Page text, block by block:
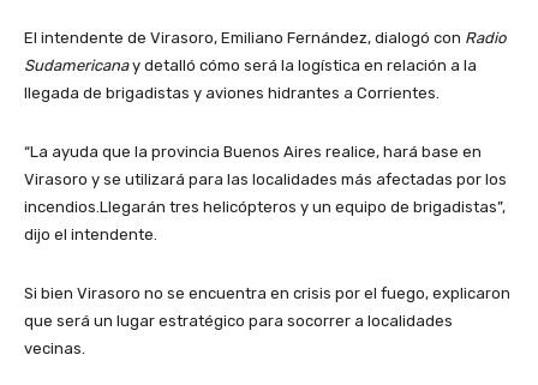
El intendente de Virasoro, Emiliano Fernández, dialogó con Radio
Sudamericanay detalló cómo será la logística en relación a la
llegada de brigadistas y aviones hidrantes a Corrientes.
“La ayuda que la provincia Buenos Aires realice, hará base en
Virasoro y se utilizará para las localidades más afectadas por los
incendios.Llegarán tres helicópteros y un equipo de brigadistas”,
dijo el intendente.
Si bien Virasoro no se encuentra en crisis por el fuego, explicaron
que será un lugar estratégico para socorrer a localidades
vecinas.